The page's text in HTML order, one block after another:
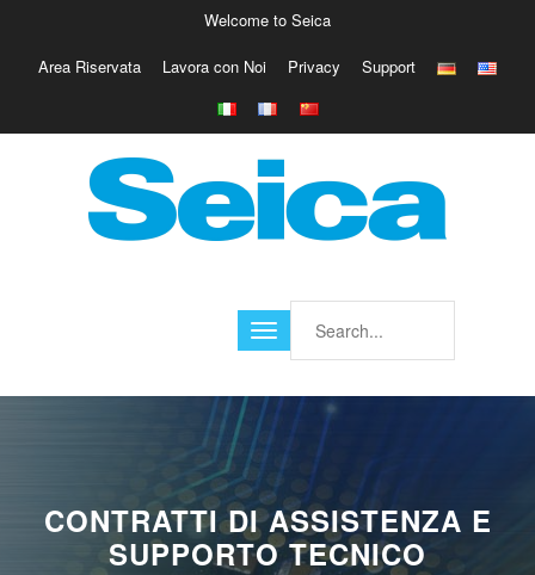
Europe
Italy
Austria
Belgio
Welcome to Seica
Area Riservata Lavora con Noi Privacy Support
CONTRATTI DI ASSISTENZA E
SUPPORTO TECNICO